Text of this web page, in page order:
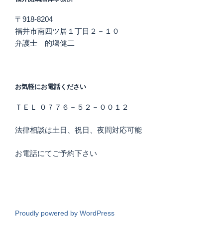
〒918‐8204
福井市南四ツ居１丁目２－１０
弁護士 的塲健二
お気軽にお電話ください
ＴＥＬ ０７７６－５２－００１２
法律相談は土日、祝日、夜間対応可能
お電話にてご予約下さい
Proudly powered by WordPress